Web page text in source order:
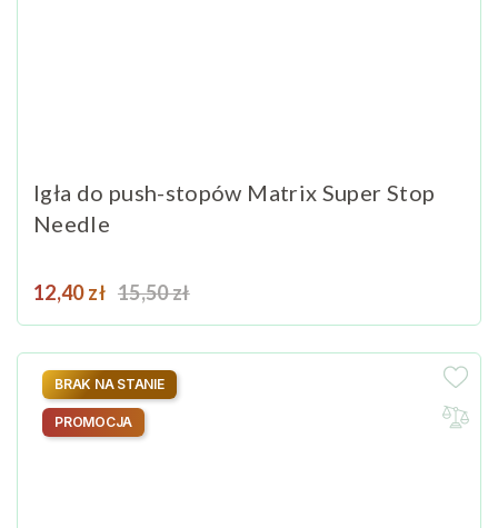
Igła do push-stopów Matrix Super Stop
Needle
Cena
12,40 zł Cena podstawowa
15,50 zł
BRAK NA STANIE
PROMOCJA